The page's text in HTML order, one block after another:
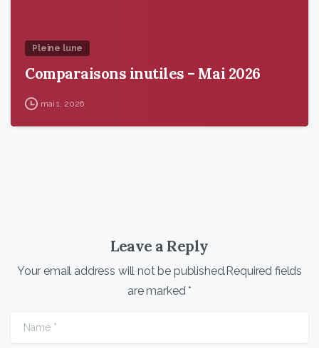
Pleine lune
Comparaisons inutiles – Mai 2026
mai 1, 2026
Leave a Reply
Your email address will not be published.Required fields
are marked *
Name